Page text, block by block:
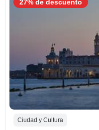
Ciudad y Cultura
27% de descuento